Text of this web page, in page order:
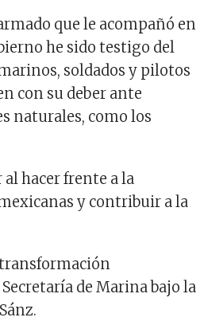
que le acompañó en
he sido testigo del
soldados y pilotos
con su deber ante
naturales, como los
hacer frente a la
y contribuir a la
de Marina bajo la